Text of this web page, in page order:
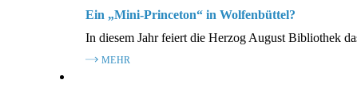
Ein „Mini-Princeton“ in Wolfenbüttel?
In diesem Jahr feiert die Herzog August Bibliothek
MEHR